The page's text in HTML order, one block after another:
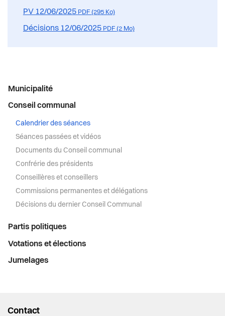
PV 12/06/2025 PDF (295 Ko)
Décisions 12/06/2025 PDF (2 Mo)
Menu
latéral
Municipalité
Conseil communal
Calendrier des séances
Séances passées et vidéos
Documents du Conseil communal
Confrérie des présidents
Conseillères et conseillers
Commissions permanentes et délégations
Décisions du dernier Conseil Communal
Partis politiques
Votations et élections
Jumelages
Contact